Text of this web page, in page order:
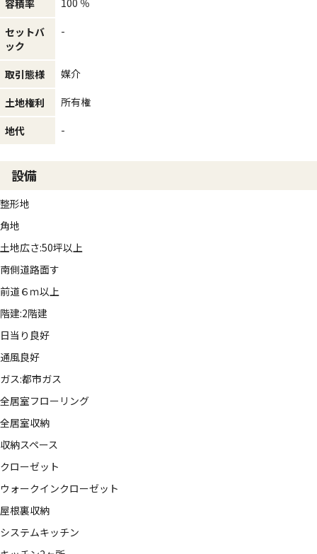
容積率
セットバ
ック
-
取引態様 媒介
土地権利 所有権
地代 -
設備
整形地
角地
土地広さ:50坪以上
南側道路面す
前道６ｍ以上
階建:2階建
日当り良好
通風良好
ガス:都市ガス
全居室フローリング
全居室収納
収納スペース
クローゼット
ウォークインクローゼット
屋根裏収納
システムキッチン